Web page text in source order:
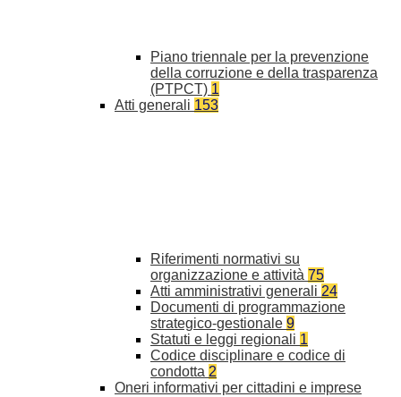
Piano triennale per la prevenzione
della corruzione e della trasparenza
(PTPCT) 1
Atti generali 153
Riferimenti normativi su
organizzazione e attività 75
Atti amministrativi generali 24
Documenti di programmazione
strategico-gestionale 9
Statuti e leggi regionali 1
Codice disciplinare e codice di
condotta 2
Oneri informativi per cittadini e imprese